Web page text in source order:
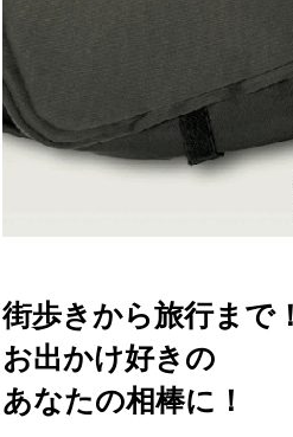
街歩きから旅行まで！
お出かけ好きの
あなたの相棒に！